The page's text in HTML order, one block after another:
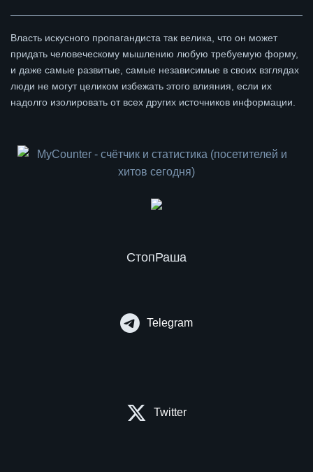
Власть искусного пропагандиста так велика, что он может
придать человеческому мышлению любую требуемую форму,
и даже самые развитые, самые независимые в своих взглядах
люди не могут целиком избежать этого влияния, если их
надолго изолировать от всех других источников информации.
СтопРаша
Telegram
Twitter